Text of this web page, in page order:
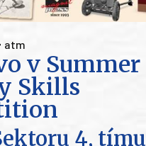
atm
v Summer
Skills
4, tímu